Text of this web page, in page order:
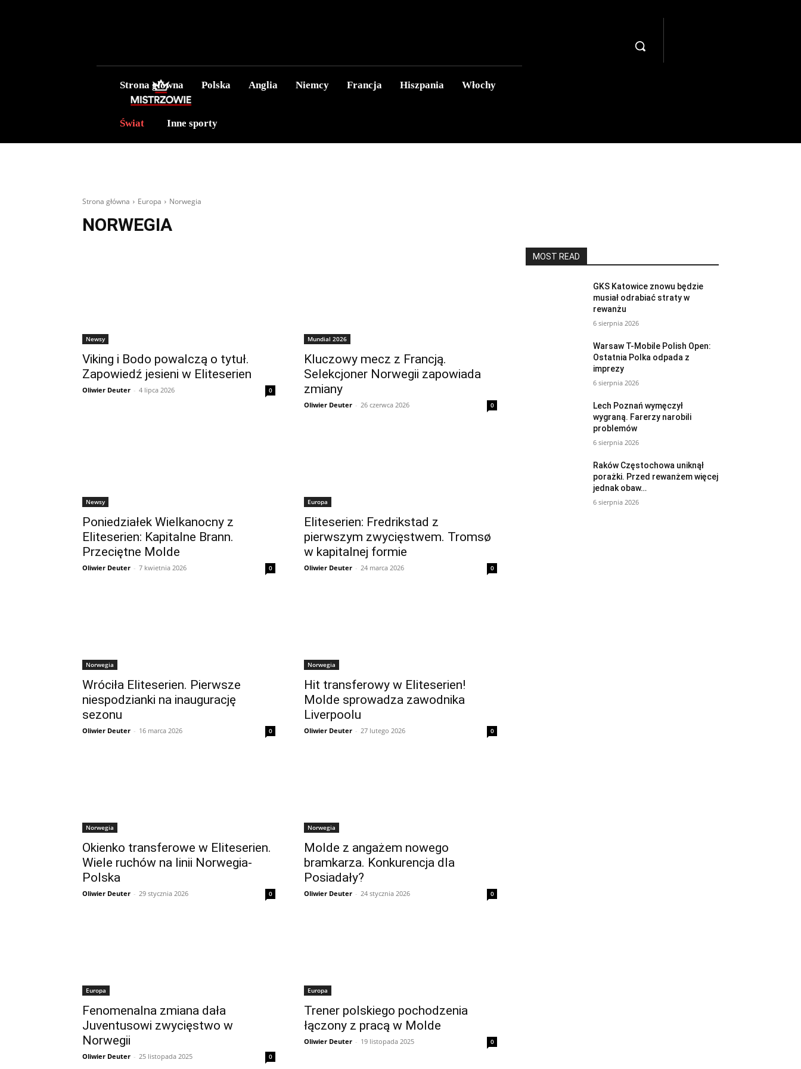
Strona główna Polska Anglia Niemcy Francja Hiszpania Włochy
Świat Inne sporty
Strona główna Europa Norwegia
NORWEGIA
Newsy
Viking i Bodo powalczą o tytuł.
Zapowiedź jesieni w Eliteserien
Oliwier Deuter - 4 lipca 2026 0
Mundial 2026
Kluczowy mecz z Francją.
Selekcjoner Norwegii zapowiada
zmiany
Oliwier Deuter - 26 czerwca 2026 0
Newsy
Poniedziałek Wielkanocny z
Eliteserien: Kapitalne Brann.
Przeciętne Molde
Oliwier Deuter - 7 kwietnia 2026 0
Europa
Eliteserien: Fredrikstad z
pierwszym zwycięstwem. Tromsø
w kapitalnej formie
Oliwier Deuter - 24 marca 2026 0
Norwegia
Wróciła Eliteserien. Pierwsze
niespodzianki na inaugurację
sezonu
Oliwier Deuter - 16 marca 2026 0
Norwegia
Hit transferowy w Eliteserien!
Molde sprowadza zawodnika
Liverpoolu
Oliwier Deuter - 27 lutego 2026 0
Norwegia
Okienko transferowe w Eliteserien.
Wiele ruchów na linii Norwegia-
Polska
Oliwier Deuter - 29 stycznia 2026 0
Norwegia
Molde z angażem nowego
bramkarza. Konkurencja dla
Posiadały?
Oliwier Deuter - 24 stycznia 2026 0
Europa
Fenomenalna zmiana dała
Juventusowi zwycięstwo w
Norwegii
Oliwier Deuter - 25 listopada 2025 0
Europa
Trener polskiego pochodzenia
łączony z pracą w Molde
Oliwier Deuter - 19 listopada 2025 0
MOST READ
GKS Katowice znowu będzie
musiał odrabiać straty w
rewanżu
6 sierpnia 2026
Warsaw T-Mobile Polish Open:
Ostatnia Polka odpada z
imprezy
6 sierpnia 2026
Lech Poznań wymęczył
wygraną. Farerzy narobili
problemów
6 sierpnia 2026
Raków Częstochowa uniknął
porażki. Przed rewanżem więcej
jednak obaw…
6 sierpnia 2026